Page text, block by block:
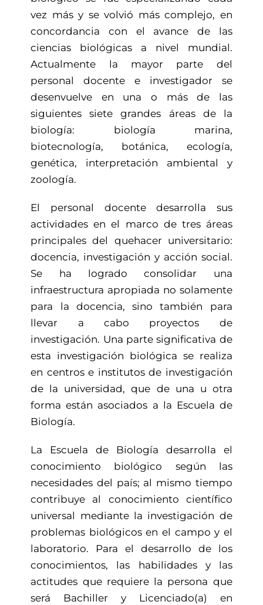
vez más y se volvió más complejo, en
concordancia con el avance de las
ciencias biológicas a nivel mundial.
Actualmente la mayor parte del
personal docente e investigador se
desenvuelve en una o más de las
siguientes siete grandes áreas de la
biología: biología marina,
biotecnología, botánica, ecología,
genética, interpretación ambiental y
zoología.
El personal docente desarrolla sus
actividades en el marco de tres áreas
principales del quehacer universitario:
docencia, investigación y acción social.
Se ha logrado consolidar una
infraestructura apropiada no solamente
para la docencia, sino también para
llevar a cabo proyectos de
investigación. Una parte significativa de
esta investigación biológica se realiza
en centros e institutos de investigación
de la universidad, que de una u otra
forma están asociados a la Escuela de
Biología.
La Escuela de Biología desarrolla el
conocimiento biológico según las
necesidades del país; al mismo tiempo
contribuye al conocimiento científico
universal mediante la investigación de
problemas biológicos en el campo y el
laboratorio. Para el desarrollo de los
conocimientos, las habilidades y las
actitudes que requiere la persona que
será Bachiller y Licenciado(a) en